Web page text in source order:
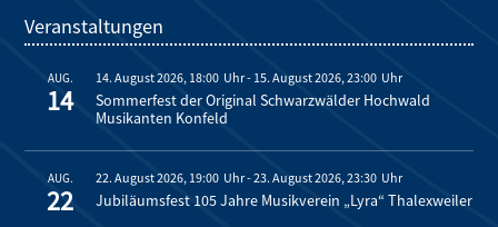
Veranstaltungen
AUG.
14
14. August 2026, 18:00 - 15. August 2026, 23:00
Sommerfest der Original Schwarzwälder Hochwald
Musikanten Konfeld
AUG.
22
22. August 2026, 19:00 -23. August 2026, 23:30
Jubiläumsfest 105 Jahre Musikverein „Lyra“ Thalexweiler